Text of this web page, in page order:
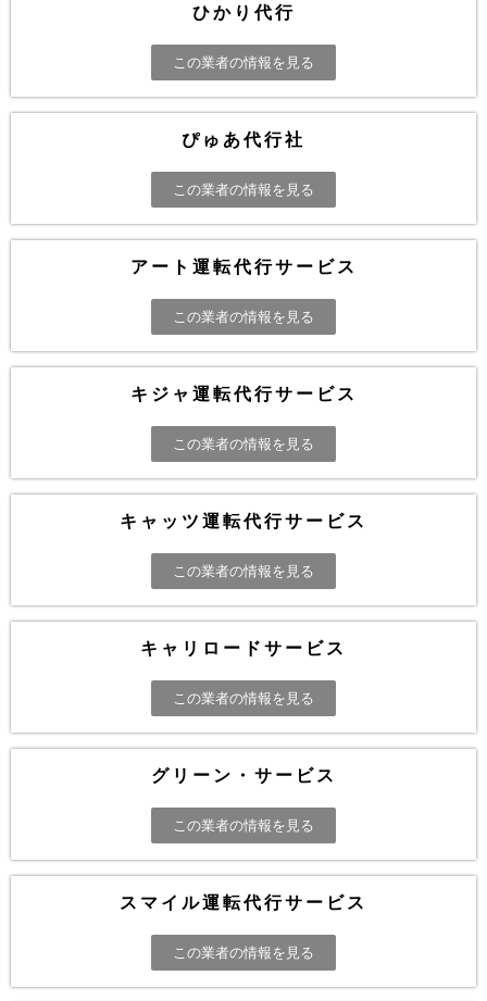
ひかり代行
この業者の情報を見る
ぴゅあ代行社
この業者の情報を見る
アート運転代行サービス
この業者の情報を見る
キジャ運転代行サービス
この業者の情報を見る
キャッツ運転代行サービス
この業者の情報を見る
キャリロードサービス
この業者の情報を見る
グリーン・サービス
この業者の情報を見る
スマイル運転代行サービス
この業者の情報を見る